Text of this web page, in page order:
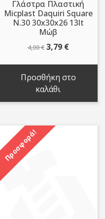
Γλάστρα Πλαστική
Micplast Daquiri Square
N.30 30x30x26 13lt
Μώβ
4,00€ Original
4,00 €.
3,79 €Η
είναι:
Προσθήκη στο
καλάθι
Προσφορά!